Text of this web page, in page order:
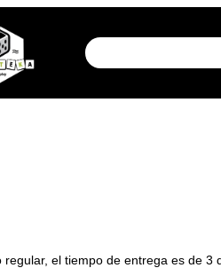
el tiempo de entrega es de 3